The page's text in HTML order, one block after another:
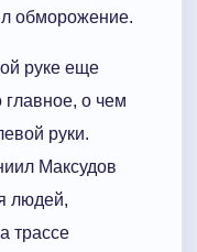
обморожение.
руке еще
о чем
руки.
Максудов
людей,
трассе